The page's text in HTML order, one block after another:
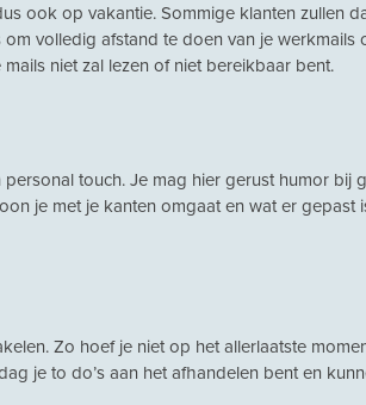
ook op vakantie. Sommige klanten zullen
volledig afstand te doen van je werkmails
niet zal lezen of niet bereikbaar bent.
touch. Je mag hier gerust humor bij
je met je kanten omgaat en wat er gepast
Zo hoef je niet op het allerlaatste
je to do’s aan het afhandelen bent en